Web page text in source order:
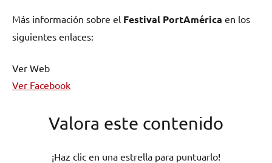
Más información sobre el Festival PortAmérica en los
siguientes enlaces:
Ver Web
Ver Facebook
Valora este contenido
¡Haz clic en una estrella para puntuarlo!